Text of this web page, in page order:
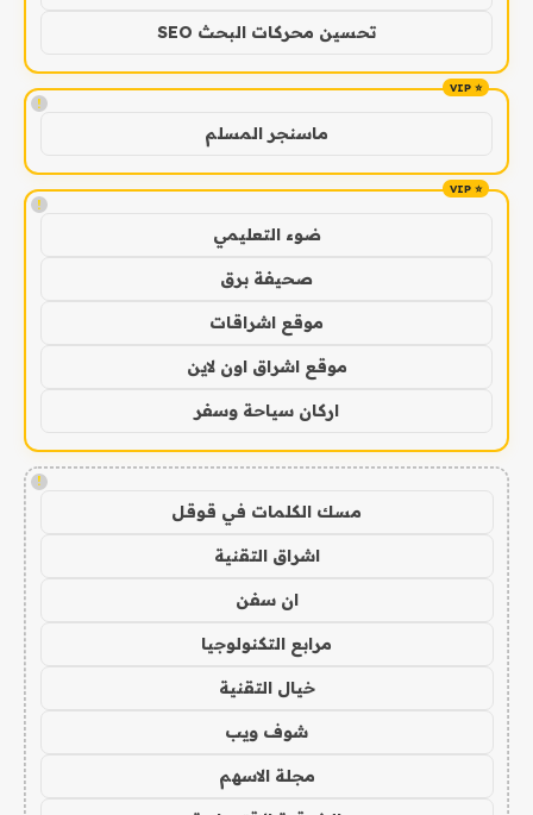
تحسين محركات البحث SEO
!
ماسنجر المسلم
!
ضوء التعليمي
صحيفة برق
موقع اشراقات
موقع اشراق اون لاين
اركان سياحة وسفر
!
مسك الكلمات في قوقل
اشراق التقنية
ان سفن
مرابع التكنولوجيا
خيال التقنية
شوف ويب
مجلة الاسهم